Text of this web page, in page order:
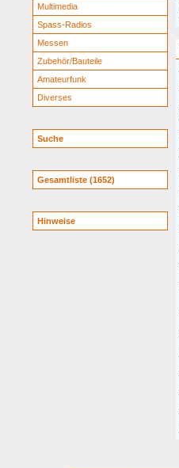
Multimedia
Spass-Radios
Messen
Zubehör/Bauteile
Amateurfunk
Diverses
Suche
Gesamtliste (1652)
Hinweise